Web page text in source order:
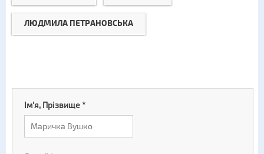
ЛЮДМИЛА ПЕТРАНОВСЬКА
Ім'я, Прізвище*